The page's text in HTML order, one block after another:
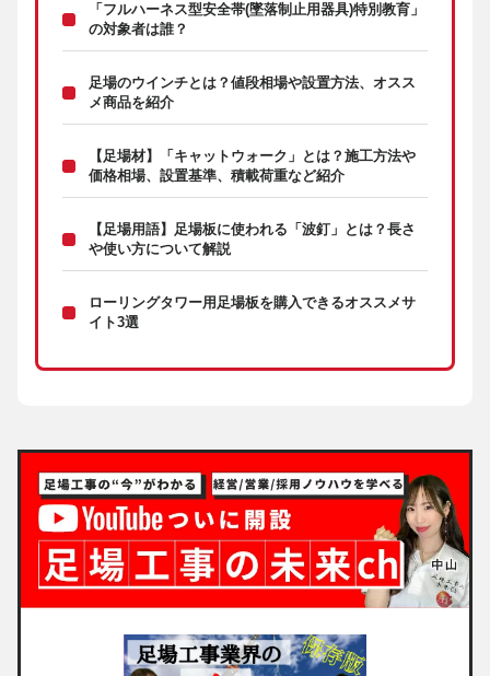
「フルハーネス型安全帯(墜落制止用器具)特別教育」
の対象者は誰？
足場のウインチとは？値段相場や設置方法、オスス
メ商品を紹介
【足場材】「キャットウォーク」とは？施工方法や
価格相場、設置基準、積載荷重など紹介
【足場用語】足場板に使われる「波釘」とは？長さ
や使い方について解説
ローリングタワー用足場板を購入できるオススメサ
イト3選